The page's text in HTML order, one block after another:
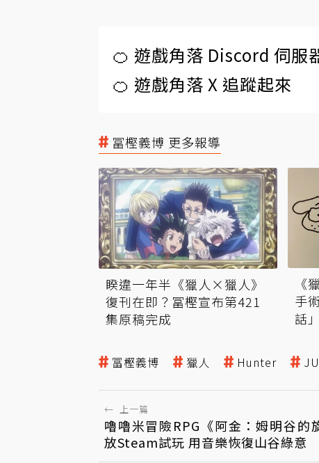
🍊 遊戲角落 Discord 伺服
🍊 遊戲角落 X 追蹤起來
冨樫義博 更多報導
睽違一年半《獵人×獵人》
復刊在即？冨樫宣布第421
集原稿完成
《
手
話
冨樫義博 獵人 Hunter
← 上一篇
嚕嚕米冒險RPG《阿金：姆明谷的
放Steam試玩 用音樂恢復山谷綠意